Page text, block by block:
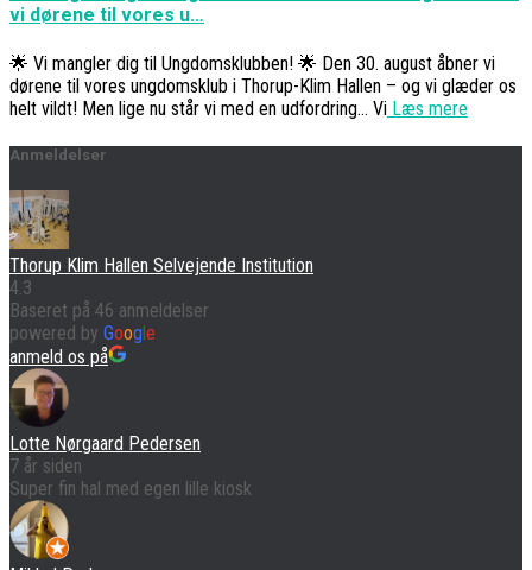
vi dørene til vores u…
🌟 Vi mangler dig til Ungdomsklubben! 🌟 Den 30. august åbner vi
dørene til vores ungdomsklub i Thorup-Klim Hallen – og vi glæder os
helt vildt! Men lige nu står vi med en udfordring… Vi Læs mere
Anmeldelser
Thorup Klim Hallen Selvejende Institution
4.3
Baseret på 46 anmeldelser
powered by Google
anmeld os på
Lotte Nørgaard Pedersen
7 år siden
Super fin hal med egen lille kiosk